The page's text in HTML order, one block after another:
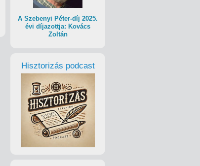
A Szebenyi Péter-díj 2025.
évi díjazottja: Kovács
Zoltán
Hisztorizás podcast